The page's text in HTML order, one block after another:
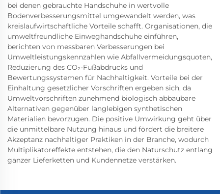
bei denen gebrauchte Handschuhe in wertvolle
Bodenverbesserungsmittel umgewandelt werden, was
kreislaufwirtschaftliche Vorteile schafft. Organisationen, die
umweltfreundliche Einweghandschuhe einführen,
berichten von messbaren Verbesserungen bei
Umweltleistungskennzahlen wie Abfallvermeidungsquoten,
Reduzierung des CO₂-Fußabdrucks und
Bewertungssystemen für Nachhaltigkeit. Vorteile bei der
Einhaltung gesetzlicher Vorschriften ergeben sich, da
Umweltvorschriften zunehmend biologisch abbaubare
Alternativen gegenüber langlebigen synthetischen
Materialien bevorzugen. Die positive Umwirkung geht über
die unmittelbare Nutzung hinaus und fördert die breitere
Akzeptanz nachhaltiger Praktiken in der Branche, wodurch
Multiplikatoreffekte entstehen, die den Naturschutz entlang
ganzer Lieferketten und Kundennetze verstärken.